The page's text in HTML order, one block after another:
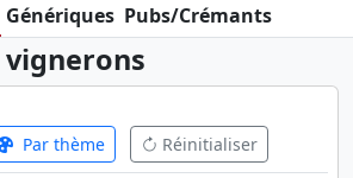
Génériques Pubs/Crémants
vignerons
Par thème Réinitialiser